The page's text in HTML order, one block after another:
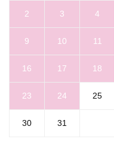
2 3 4
9 10 11
16 17 18
23 24 25
30 31